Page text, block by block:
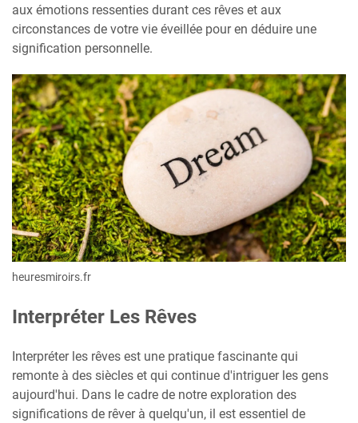
aux émotions ressenties durant ces rêves et aux
circonstances de votre vie éveillée pour en déduire une
signification personnelle.
heuresmiroirs.fr
Interpréter Les Rêves
Interpréter les rêves est une pratique fascinante qui
remonte à des siècles et qui continue d'intriguer les gens
aujourd'hui. Dans le cadre de notre exploration des
significations de rêver à quelqu'un, il est essentiel de